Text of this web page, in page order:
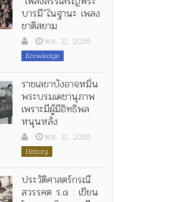
บารมี”ในฐานะ เพลง
ชาติสยาม
พ.ย. 11, 2016
Knowledge
ราชเลขาบังอาจหมิ่น
พระบรมเดชานุภาพ
เพราะมีผู้มีอิทธิพล
หนุนหลัง
พ.ย. 11, 2016
History
ประวัติศาสตร์กรณี
สวรรคต ร.๘ : เขียน